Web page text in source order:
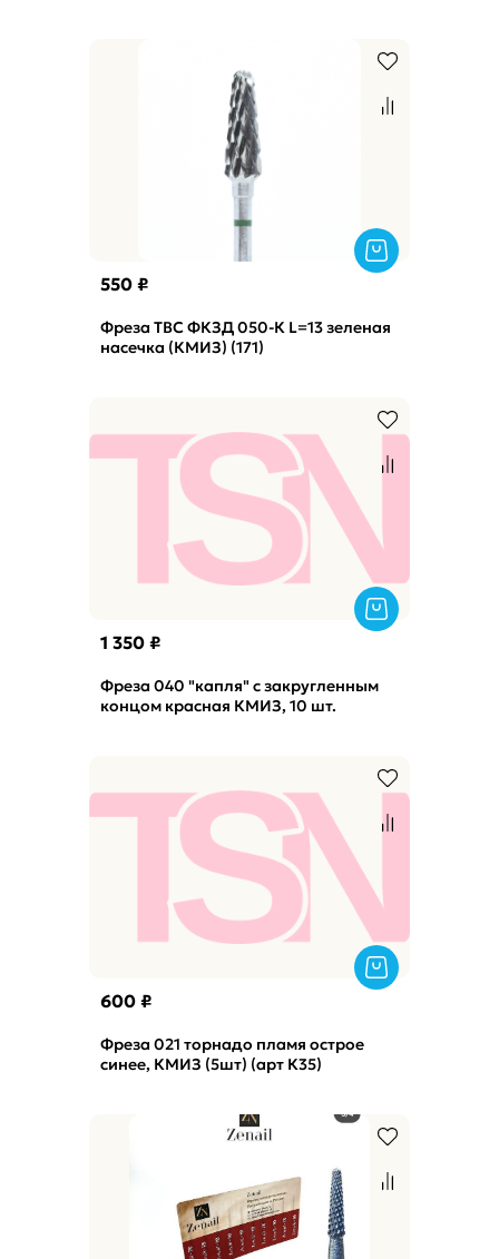
550 ₽
Фреза ТВС ФКЗД 050-К L=13 зеленая
насечка (КМИЗ) (171)
1 350 ₽
Фреза 040 "капля" с закругленным
концом красная КМИЗ, 10 шт.
600 ₽
Фреза 021 торнадо пламя острое
синее, КМИЗ (5шт) (арт К35)